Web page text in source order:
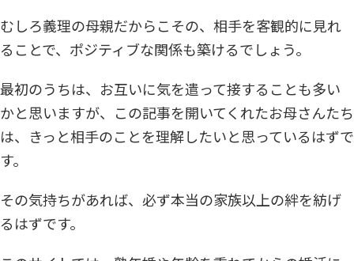
むしろ義理の母親だからこその、相手を客観的に見れ
ることで、ポジティブな関係も築けるでしょう。
最初のうちは、お互いに気を遣って接することも多い
かと思いますが、この記事を開いてくれたお母さんたち
は、きっと相手のことを理解したいと思っているはずで
す。
その気持ちがあれば、必ず本当の家族以上の絆を紡げ
るはずです。